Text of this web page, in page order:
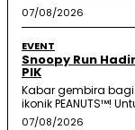
07/08/2026
EVENT
Snoopy Run
PIK
Kabar gembira
ikonik PEANUTS™!
07/08/2026